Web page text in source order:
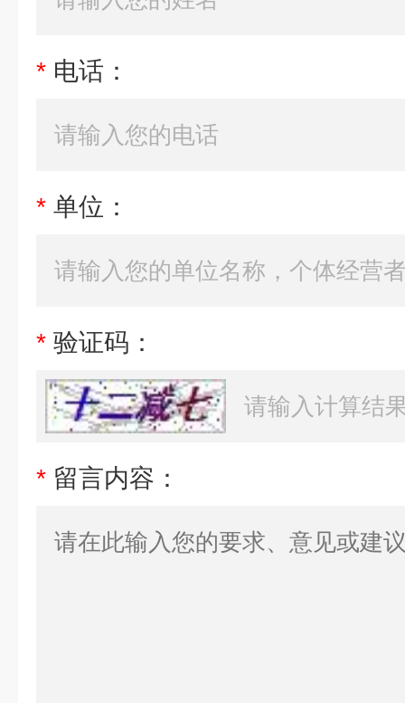
* 电话：
* 单位：
* 验证码：
* 留言内容：